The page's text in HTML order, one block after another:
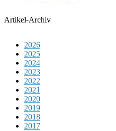
Artikel-Archiv
2026
2025
2024
2023
2022
2021
2020
2019
2018
2017